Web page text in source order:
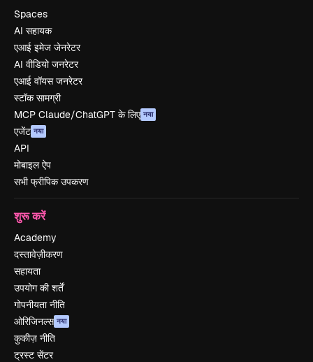
Spaces
AI सहायक
एआई इमेज जेनरेटर
AI वीडियो जनरेटर
एआई वॉयस जनरेटर
स्टॉक सामग्री
MCP Claude/ChatGPT के लिए नया
एजेंट नया
API
मोबाइल ऐप
सभी फ्रीपिक उपकरण
शुरू करें
Academy
दस्तावेज़ीकरण
सहायता
उपयोग की शर्तें
गोपनीयता नीति
ओरिजिनल्स नया
कुकीज़ नीति
ट्रस्ट सेंटर